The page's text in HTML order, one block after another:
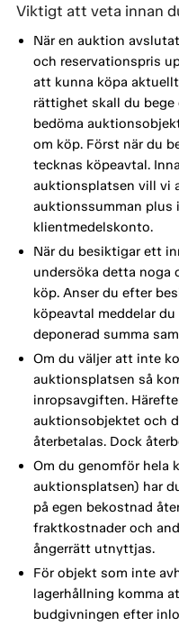
Viktigt att veta innan
När en auktion
och reservationspris
att kunna köpa
rättighet skall du
bedöma
om köp. Först när du
tecknas köpeavtal.
auktionsplatsen vill vi
auktionssumman plus
klientmedelskonto.
När du besiktigar ett
undersöka detta
köp. Anser du efter
köpeavtal meddelar
deponerad summa
Om du väljer att inte
auktionsplatsen så
inropsavgiften.
auktionsobjektet och
återbetalas. Dock
Om du genomför hela
auktionsplatsen) har
på egen bekostnad
fraktkostnader och
ångerrätt utnyttjas.
För objekt som inte
lagerhållning komma
budgivningen efter